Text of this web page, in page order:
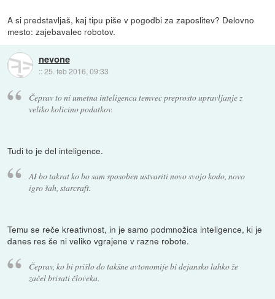
A si predstavljaš, kaj tipu piše v pogodbi za zaposlitev? Delovno
mesto: zajebavalec robotov.
nevone
::25. feb 2016, 09:33
Čeprav to ni umetna inteligenca temvec preprosto upravljanje z
veliko kolicino podatkov.
Tudi to je del inteligence.
AI bo takrat ko bo sam sposoben ustvariti novo svojo kodo, novo
igro šah, starcraft.
Temu se reče kreativnost, in je samo podmnožica inteligence, ki je
danes res še ni veliko vgrajene v razne robote.
Čeprav, ko bi prišlo do takšne avtonomije bi dejansko lahko že
začel brisati človeka.